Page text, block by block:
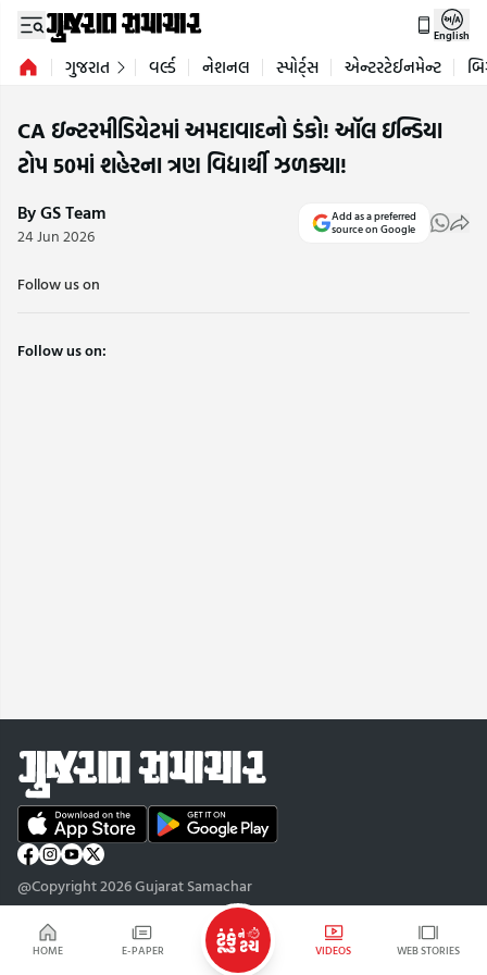
HOME E-PAPER VIDEOS WEB STORIES
English
ગુજરાત વર્લ્ડ નેશનલ સ્પોર્ટ્સ એન્ટરટેઈનમેન્ટ
CA ઇન્ટરમીડિયેટમાં અમદાવાદનો ડંકો! ઑલ ઇન્ડિયા
ટોપ 50માં શહેરના ત્રણ વિદ્યાર્થી ઝળક્યા!
By GS Team
24 Jun 2026
Add as a preferred
source on Google
Follow us on
Follow us on:
@Copyright 2026 Gujarat Samachar